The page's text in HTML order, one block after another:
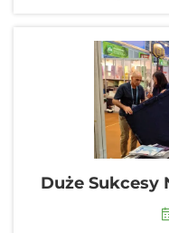
Duże Sukcesy